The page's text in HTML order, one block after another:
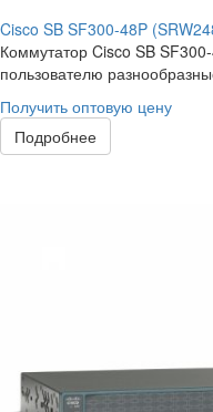
Cisco SB SF300-48P
Коммутатор Cisco SB
пользователю
Получить оптовую цену
Подробнее